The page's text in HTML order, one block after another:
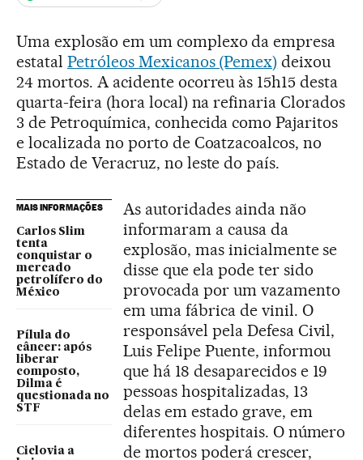
Uma explosão em um complexo da empresa
estatal Petróleos Mexicanos (Pemex) deixou
24 mortos. A acidente ocorreu às 15h15 desta
quarta-feira (hora local) na refinaria Clorados
3 de Petroquímica, conhecida como Pajaritos
e localizada no porto de Coatzacoalcos, no
Estado de Veracruz, no leste do país.
MAIS INFORMAÇÕES
Carlos Slim
tenta
conquistar o
mercado
petrolífero do
México
Pílula do
câncer: após
liberar
composto,
Dilma é
questionada no
STF
Ciclovia a
As autoridades ainda não
informaram a causa da
explosão, mas inicialmente se
disse que ela pode ter sido
provocada por um vazamento
em uma fábrica de vinil. O
responsável pela Defesa Civil,
Luis Felipe Puente, informou
que há 18 desaparecidos e 19
pessoas hospitalizadas, 13
delas em estado grave, em
diferentes hospitais. O número
de mortos poderá crescer,